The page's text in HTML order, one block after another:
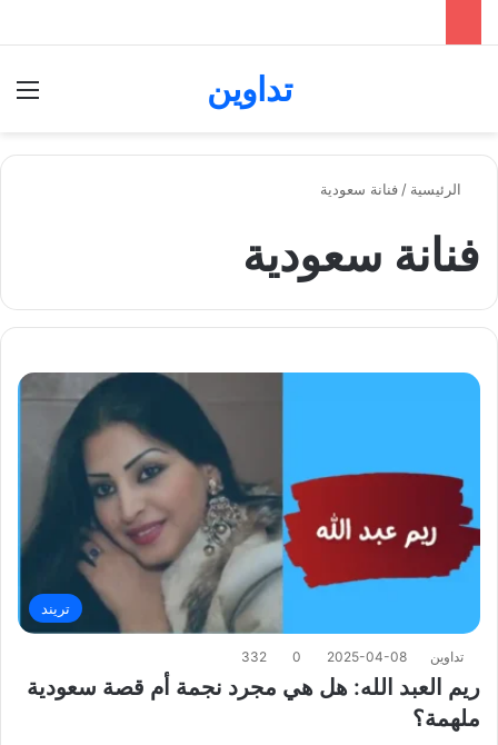
تداوين
الرئيسية / فنانة سعودية
فنانة سعودية
تريند
تداوين 2025-04-08
0
332
ريم العبد الله: هل هي مجرد نجمة أم قصة سعودية
ملهمة؟